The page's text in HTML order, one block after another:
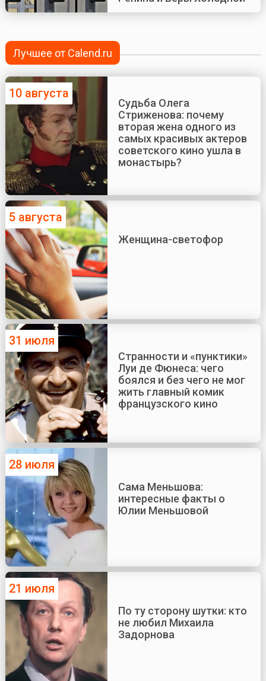
Лучшее от Calend.ru
10 августа
Судьба Олега
Стриженова: почему
вторая жена одного из
самых красивых актеров
советского кино ушла в
монастырь?
5 августа
Женщина-светофор
31 июля
Странности и «пунктики»
Луи де Фюнеса: чего
боялся и без чего не мог
жить главный комик
французского кино
28 июля
Сама Меньшова:
интересные факты о
Юлии Меньшовой
21 июля
По ту сторону шутки: кто
не любил Михаила
Задорнова